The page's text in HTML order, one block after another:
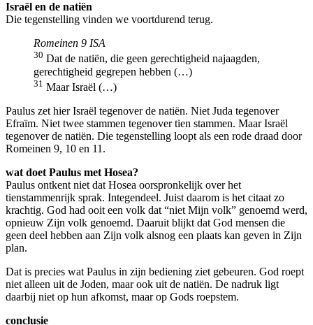
Israël en de natiën
Die tegenstelling vinden we voortdurend terug.
Romeinen 9 ISA
30 Dat de natiën, die geen gerechtigheid najaagden,
gerechtigheid gegrepen hebben (…)
31 Maar Israël (…)
Paulus zet hier Israël tegenover de natiën. Niet Juda tegenover
Efraïm. Niet twee stammen tegenover tien stammen. Maar Israël
tegenover de natiën. Die tegenstelling loopt als een rode draad door
Romeinen 9, 10 en 11.
wat doet Paulus met Hosea?
Paulus ontkent niet dat Hosea oorspronkelijk over het
tienstammenrijk sprak. Integendeel. Juist daarom is het citaat zo
krachtig. God had ooit een volk dat “niet Mijn volk” genoemd werd,
opnieuw Zijn volk genoemd. Daaruit blijkt dat God mensen die
geen deel hebben aan Zijn volk alsnog een plaats kan geven in Zijn
plan.
Dat is precies wat Paulus in zijn bediening ziet gebeuren. God roept
niet alleen uit de Joden, maar ook uit de natiën. De nadruk ligt
daarbij niet op hun afkomst, maar op Gods roepstem.
conclusie